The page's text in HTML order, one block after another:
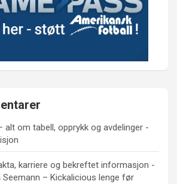
alt om tabell, opprykk og avdelinger -
karriere og bekreftet informasjon -
Seemann – Kickalicious lenge før